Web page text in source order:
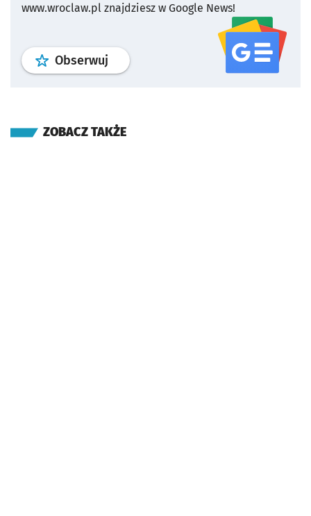
www.wroclaw.pl znajdziesz w Google News!
Obserwuj profil serwisu
ZOBACZ TAKŻE